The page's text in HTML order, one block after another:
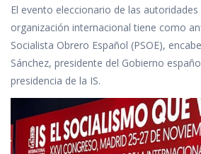
El evento eleccionario de las
organización internacional tiene como
Socialista Obrero Español (PSOE),
Sánchez, presidente del Gobierno
presidencia de la IS.